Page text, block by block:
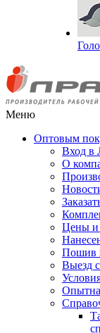
Меню
Оптовым
Вход в
О
Цены и
Пошив
Выезд